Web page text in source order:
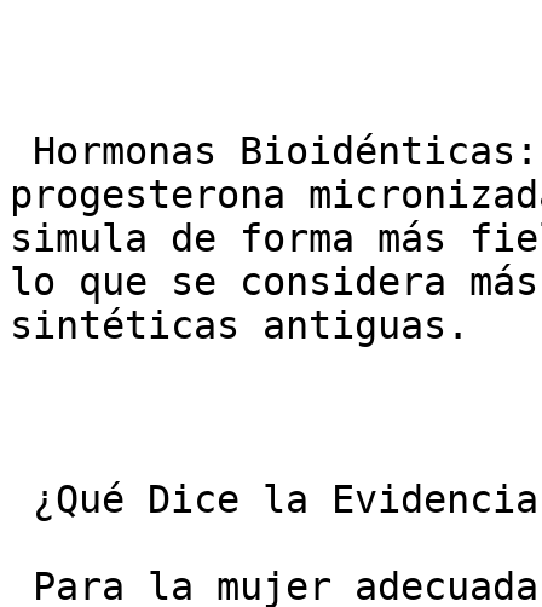
progesterona
simula de forma más
lo que se considera
sintéticas antiguas.